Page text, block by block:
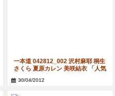
一本道 042812_002 沢村麻耶 桐生
さくら 夏原カレン 美咲結衣 「人気
ッズ集」
30/04/2012